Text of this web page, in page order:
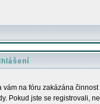
na fóru zakázána
Pokud jste se registrovali,